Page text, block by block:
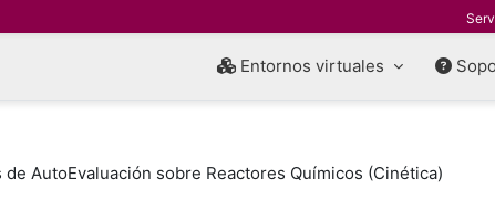
Entornos virtuales
de AutoEvaluación sobre Reactores Químicos (Cinética)